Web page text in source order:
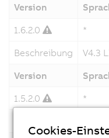
Version
1.6.2.0
*
Beschreibung
V4.3
Version
1.5.2.0
*
Cookies-